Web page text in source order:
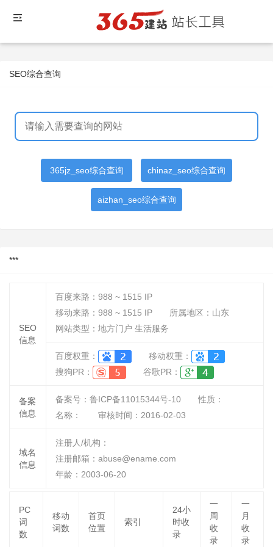
SEO综合查询
365jz_seo综合查询 chinaz_seo综合查询
aizhan_seo综合查询
***
SEO
信息
百度来路： 988 ~ 1515 IP
移动来路： 988 ~ 1515 IP
所属地区：山东
网站类型：地方门户 生活服务
百度权重：
移动权重：
搜狗PR：
谷歌PR：
备案
信息
备案号：鲁ICP备11015344号-10
性质：
名称：
审核时间： 2016-02-03
域名
信息
注册人/机构：
注册邮箱：abuse@ename.com
年龄：2003-06-20
PC
词
数
移动
词数
首页
位置
索引
24小
时收
录
一
周
收
录
一
月
收
录